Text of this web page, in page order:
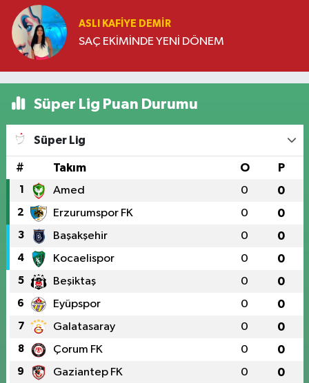
ASLI KAFIYE DEMIR
SAÇ EKİMİNDE YENİ DÖNEM
Süper Lig Puan Durumu
Süper Lig
# Takım O P
1 Amed 0 0
2 Erzurumspor FK 0 0
3 Başakşehir 0 0
4 Kocaelispor 0 0
5 Beşiktaş 0 0
6 Eyüpspor 0 0
7 Galatasaray 0 0
8 Çorum FK 0 0
9 Gaziantep FK 0 0